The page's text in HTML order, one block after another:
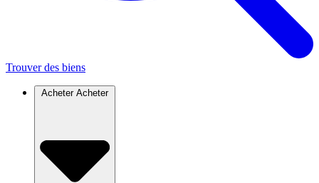
Trouver des biens
Acheter Acheter